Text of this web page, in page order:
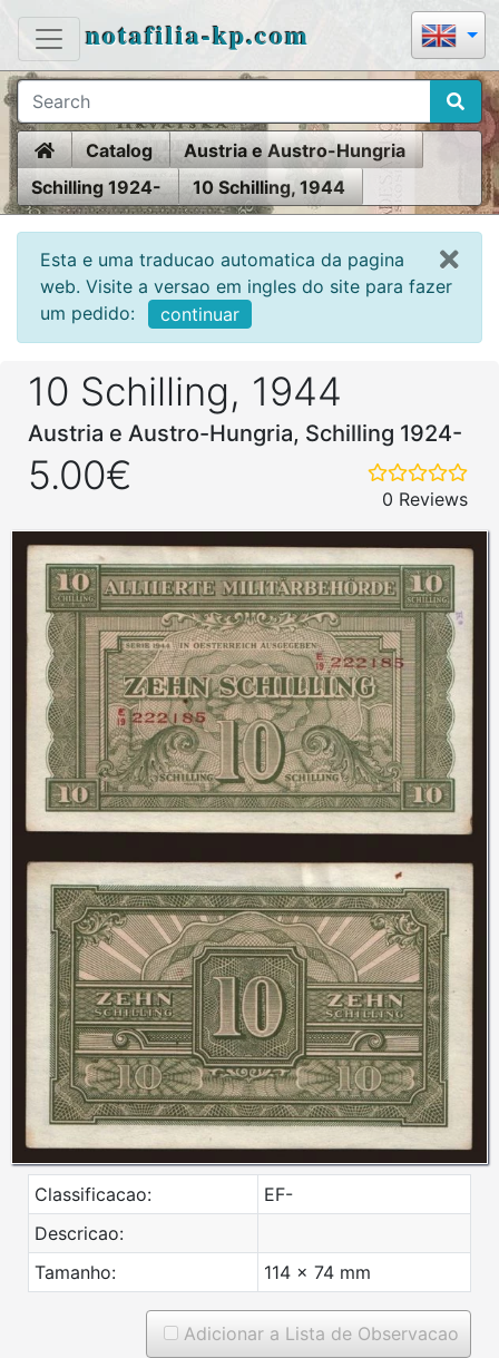
notafilia-kp.com
HomeCatalog
Austria e Austro-Hungria
Schilling 1924-
10 Schilling, 1944
Esta e uma traducao automatica da pagina
web. Visite a versao em ingles do site para fazer
um pedido:
continuar
10 Schilling, 1944
Austria e Austro-Hungria, Schilling 1924-
5.00€
0 Reviews
Classificacao:
EF-
Descricao:
Tamanho:
114 x 74 mm
Adicionar a Lista de Observacao